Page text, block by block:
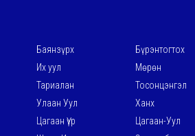
Баянзүрх
Бүрэнтогтох
Их уул
Мөрөн
Тариалан
Тосонцэнгэл
Улаан Уул
Ханх
Цагаан Үүр
Цагаан-Уул